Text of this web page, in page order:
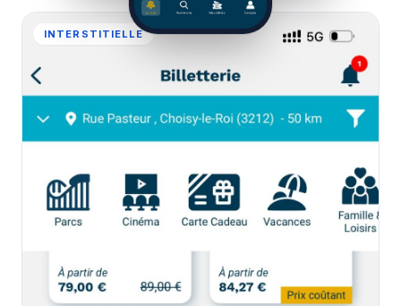
INTERSTITIELLE